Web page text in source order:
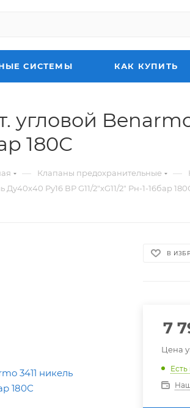
СИСТЕМЫ КАК КУПИТЬ
угловой
180С
— Клапаны предохранительные —
Ру16 ВР G11/2"хG11/2" Рн-1-16бар
В
7
Цена